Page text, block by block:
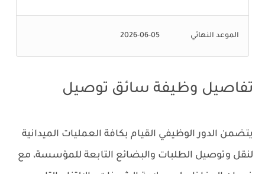
الموعد النهائي 2026-06-05
تفاصيل وظيفة سائق توصيل
يتضمن الدور الوظيفي القيام بكافة العمليات الميدانية
لنقل وتوصيل الطلبات والبضائع التابعة للمؤسسة، مع